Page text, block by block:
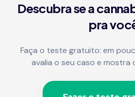
Descubra se a
pra
Faça o teste gratuito: em
avalia o seu caso e mostra